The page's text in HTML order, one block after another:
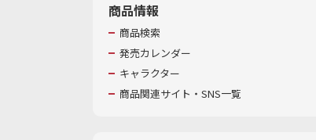
商品情報
商品検索
発売カレンダー
キャラクター
商品関連サイト・SNS一覧